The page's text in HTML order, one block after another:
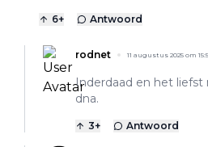
6+ Antwoord
rodnet 11 augustus 2025 om
Inderdaad en het
dna.
3+ Antwoord